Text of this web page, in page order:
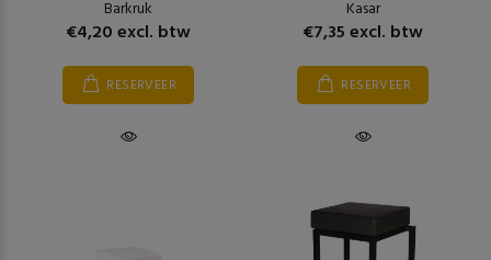
Barkruk
€4,20 excl. btw
RESERVEER
Kasar
€7,35 excl. btw
RESERVEER